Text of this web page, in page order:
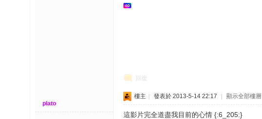
回復
plato
樓主 發表於 2013-5-14 22:17 顯示全部樓層
這影片完全道盡我目前的心情 {:6_205:}